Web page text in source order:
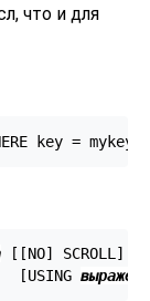
что и для
key = mykey;
[ [NO] SCROLL]
[
USING